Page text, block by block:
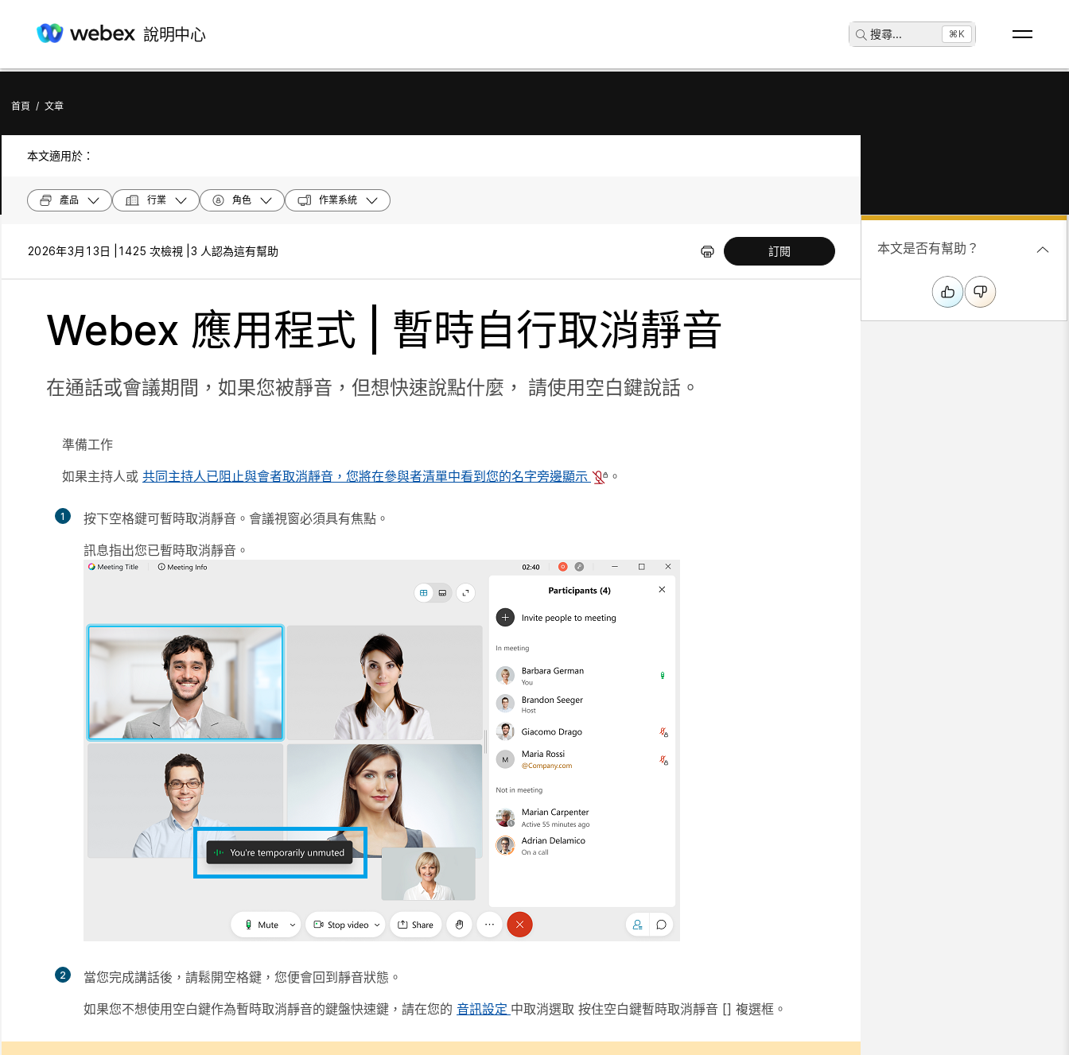
說明中心 搜尋... ⌘K
首頁 / 文章
本文適用於：
產品 行業 角色 作業系統
2026年3月13日 | 1425 次檢視 | 3 人認為這有幫助 訂閱
Webex 應用程式 | 暫時自行取消靜音
在通話或會議期間，如果您被靜音，但想快速說點什麼， 請使用空白鍵說話。
準備工作
如果主持人或 共同主持人已阻止與會者取消靜音，您將在參與者清單中看到您的名字旁邊顯示 。
1
按下空格鍵可暫時取消靜音。會議視窗必須具有焦點。
訊息指出您已暫時取消靜音。
2
當您完成講話後，請鬆開空格鍵，您便會回到靜音狀態。
如果您不想使用空白鍵作為暫時取消靜音的鍵盤快速鍵，請在您的 音訊設定 中取消選取 按住空白鍵暫時取消靜音 [] 複選框。
本文是否有幫助？